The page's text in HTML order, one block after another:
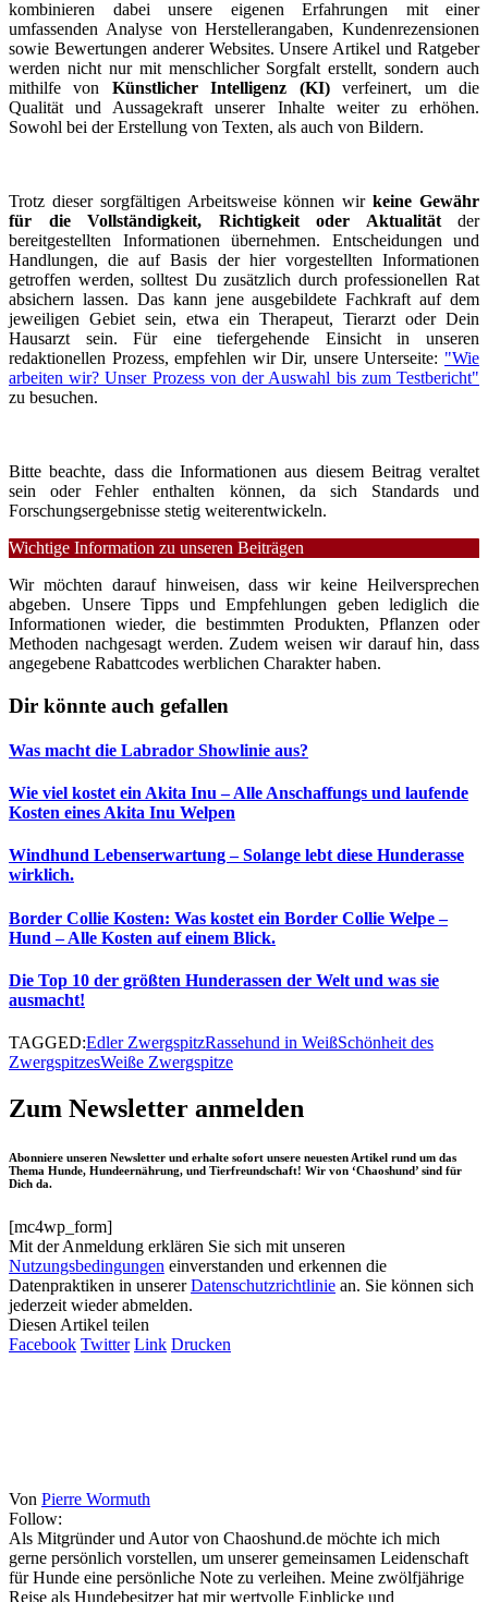
kombinieren dabei unsere eigenen Erfahrungen mit einer
umfassenden Analyse von Herstellerangaben, Kundenrezensionen
sowie Bewertungen anderer Websites. Unsere Artikel und Ratgeber
werden nicht nur mit menschlicher Sorgfalt erstellt, sondern auch
mithilfe von Künstlicher Intelligenz (KI)verfeinert, um die
Qualität und Aussagekraft unserer Inhalte weiter zu erhöhen.
Sowohl bei der Erstellung von Texten, als auch von Bildern.
Trotz dieser sorgfältigen Arbeitsweise können wirkeine Gewähr
für die Vollständigkeit, Richtigkeit oder Aktualitätder
bereitgestellten Informationen übernehmen. Entscheidungen und
Handlungen, die auf Basis der hier vorgestellten Informationen
getroffen werden, solltest Du zusätzlich durch professionellen Rat
absichern lassen. Das kann jene ausgebildete Fachkraft auf dem
jeweiligen Gebiet sein, etwa ein Therapeut, Tierarzt oder Dein
Hausarzt sein. Für eine tiefergehende Einsicht in unseren
redaktionellen Prozess, empfehlen wir Dir, unsere Unterseite: "Wie
arbeiten wir? Unser Prozess von der Auswahl bis zum Testbericht"
zu besuchen.
Bitte beachte, dass die Informationen aus diesem Beitrag veraltet
sein oder Fehler enthalten können, da sich Standards und
Forschungsergebnisse stetig weiterentwickeln.
Wichtige Information zu unseren Beiträgen
Wir möchten darauf hinweisen, dass wir keine Heilversprechen
abgeben. Unsere Tipps und Empfehlungen geben lediglich die
Informationen wieder, die bestimmten Produkten, Pflanzen oder
Methoden nachgesagt werden. Zudem weisen wir darauf hin, dass
angegebene Rabattcodes werblichen Charakter haben.
Dir könnte auch gefallen
Was macht die Labrador Showlinie aus?
Wie viel kostet ein Akita Inu – Alle Anschaffungs und laufende
Kosten eines Akita Inu Welpen
Windhund Lebenserwartung – Solange lebt diese Hunderasse
wirklich.
Border Collie Kosten: Was kostet ein Border Collie Welpe –
Hund – Alle Kosten auf einem Blick.
Die Top 10 der größten Hunderassen der Welt und was sie
ausmacht!
TAGGED:Edler ZwergspitzRassehund in WeißSchönheit des
ZwergspitzesWeiße Zwergspitze
Zum Newsletter anmelden
Abonniere unseren Newsletter und erhalte sofort unsere neuesten Artikel rund um das
Thema Hunde, Hundeernährung, und Tierfreundschaft! Wir von ‘Chaoshund’ sind für
Dich da.
[mc4wp_form]
Mit der Anmeldung erklären Sie sich mit unseren
Nutzungsbedingungen einverstanden und erkennen die
Datenpraktiken in unsererDatenschutzrichtlinie an. Sie können sich
jederzeit wieder abmelden.
Diesen Artikel teilen
Facebook Twitter Link Drucken
Von Pierre Wormuth
Follow:
Als Mitgründer und Autor von Chaoshund.de möchte ich mich
gerne persönlich vorstellen, um unserer gemeinsamen Leidenschaft
für Hunde eine persönliche Note zu verleihen. Meine zwölfjährige
Reise als Hundebesitzer hat mir wertvolle Einblicke und